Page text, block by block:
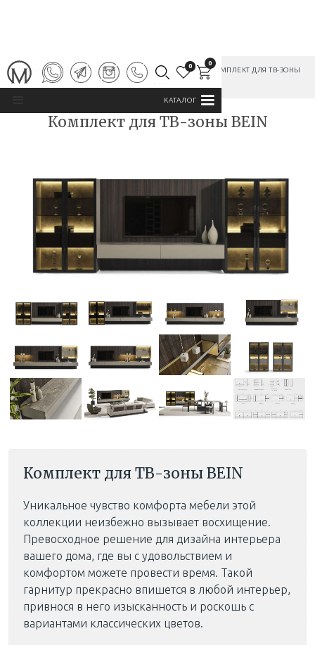
0 0
КАТАЛОГ
ГЛАВНАЯ / КАТАЛОГ / СТЕНОВЫЕ БЛОКИ ДЛЯ ТВ /
КОМПЛЕКТ ДЛЯ ТВ-ЗОНЫ
Комплект для ТВ-зоны BEIN
Комплект для ТВ-зоны BEIN
Уникальное чувство комфорта мебели этой
коллекции неизбежно вызывает восхищение.
Превосходное решение для дизайна интерьера
вашего дома, где вы с удовольствием и
комфортом можете провести время. Такой
гарнитур прекрасно впишется в любой интерьер,
привнося в него изысканность и роскошь с
вариантами классических цветов.